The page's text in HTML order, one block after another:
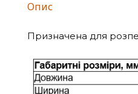
Опис
Призначена для